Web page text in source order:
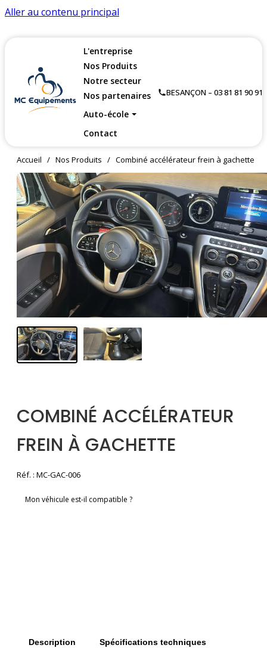
Aller au contenu principal
L'entreprise
Nos Produits
Notre secteur
Nos partenaires
Auto-école
Contact
BESANÇON – 03 81 81 90 91
Accueil / Nos Produits / Combiné accélérateur frein à gachette
COMBINÉ ACCÉLÉRATEUR
FREIN À GACHETTE
Réf. : MC-GAC-006
Mon véhicule est-il compatible ?
Description Spécifications techniques